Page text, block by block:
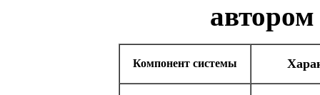
Компонент системы